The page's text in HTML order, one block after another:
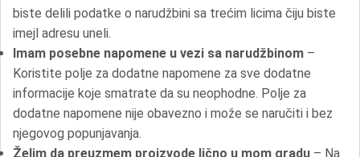
biste delili podatke o narudžbini sa trećim licima čiju biste
imejl adresu uneli.
Imam posebne napomene u vezi sa narudžbinom –
Koristite polje za dodatne napomene za sve dodatne
informacije koje smatrate da su neophodne. Polje za
dodatne napomene nije obavezno i može se naručiti i bez
njegovog popunjavanja.
Želim da preuzmem proizvode lično u mom gradu – Na